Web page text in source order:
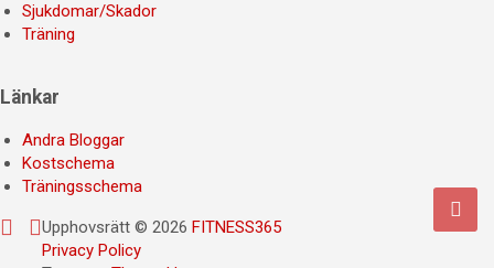
Sjukdomar/Skador
Träning
Länkar
Andra Bloggar
Kostschema
Träningsschema
Upphovsrätt © 2026 FITNESS365
Privacy Policy